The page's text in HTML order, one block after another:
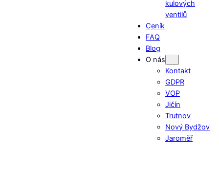
kulových
ventilů
Ceník
FAQ
Blog
O nás
Kontakt
GDPR
VOP
Jičín
Trutnov
Nový Bydžov
Jaroměř